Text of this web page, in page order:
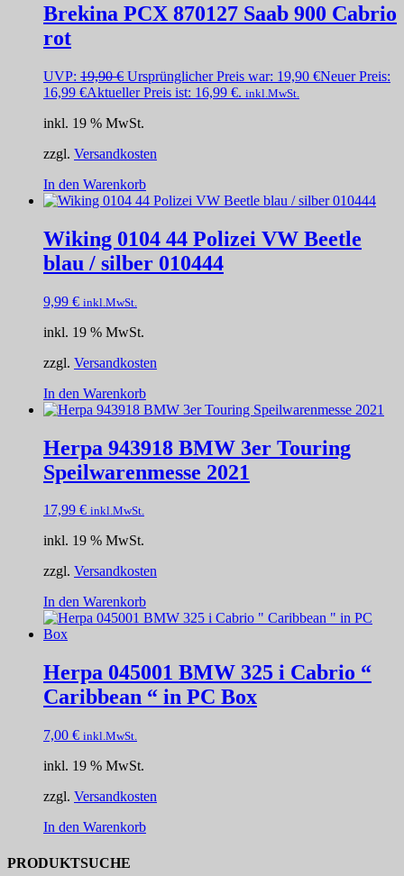
Brekina PCX 870127 Saab 900 Cabrio
rot
UVP: 19,90€ Ursprünglicher Preis war: 19,90 €Neuer Preis:
16,99 €Aktueller Preis ist: 16,99 €. inkl.MwSt.
inkl. 19 % MwSt.
zzgl. Versandkosten
In den Warenkorb
Wiking 0104 44 Polizei VW Beetle
blau / silber 010444
9,99 € inkl.MwSt.
inkl. 19 % MwSt.
zzgl. Versandkosten
In den Warenkorb
Herpa 943918 BMW 3er Touring
Speilwarenmesse 2021
17,99 € inkl.MwSt.
inkl. 19 % MwSt.
zzgl. Versandkosten
In den Warenkorb
Herpa 045001 BMW 325 i Cabrio “
Caribbean “ in PC Box
7,00 € inkl.MwSt.
inkl. 19 % MwSt.
zzgl. Versandkosten
In den Warenkorb
PRODUKTSUCHE